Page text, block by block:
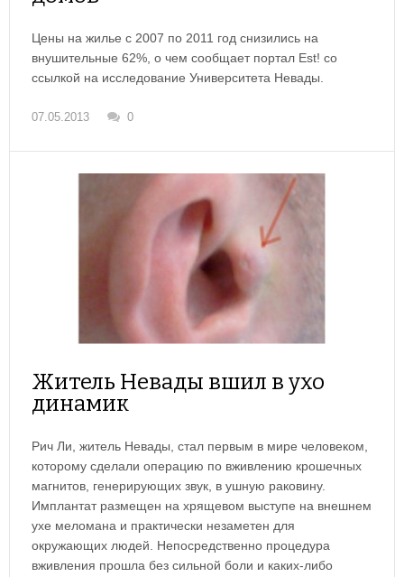
Цены на жилье с 2007 по 2011 год снизились на
внушительные 62%, о чем сообщает портал Est! со
ссылкой на исследование Университета Невады.
07.05.2013 0
Житель Невады вшил в ухо
динамик
Рич Ли, житель Невады, стал первым в мире человеком,
которому сделали операцию по вживлению крошечных
магнитов, генерирующих звук, в ушную раковину.
Имплантат размещен на хрящевом выступе на внешнем
ухе меломана и практически незаметен для
окружающих людей. Непосредственно процедура
вживления прошла без сильной боли и каких-либо